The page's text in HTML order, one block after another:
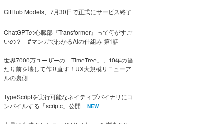
GitHub Models、7月30日で正式にサービス終了
ChatGPTの心臓部『Transformer』って何がすご
いの？ #マンガでわかるAIの仕組み 第1話
世界7000万ユーザーの「TimeTree」、10年の当
たり前を壊して作り直す！UX大規模リニューア
ルの裏側
TypeScriptを実行可能なネイティブバイナリにコ
ンパイルする「scriptc」公開
NEW